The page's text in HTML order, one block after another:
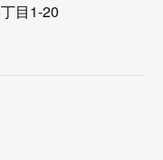
目1-20